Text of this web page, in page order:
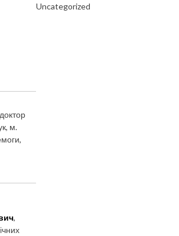
Uncategorized
м.
,